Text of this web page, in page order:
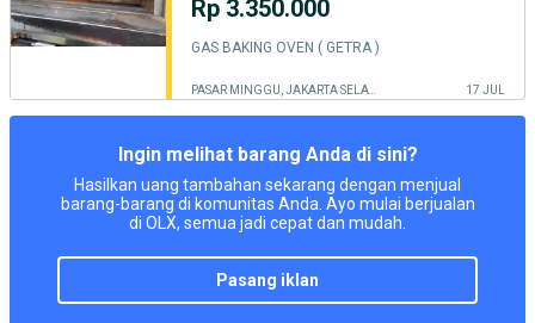
Rp 3.350.000
GAS BAKING OVEN ( GETRA )
PASAR MINGGU, JAKARTA SELATAN 17 JUL
Ingin melihat barang Anda di sini?
Hasilkan uang tambahan sekarang dengan menjual
barang-barang di komunitas Anda. Ayo mulai berjualan
di OLX, semua jadi cepat dan mudah.
pasang iklan